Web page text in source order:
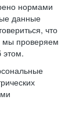
нормами
данные
что
мы проверяем